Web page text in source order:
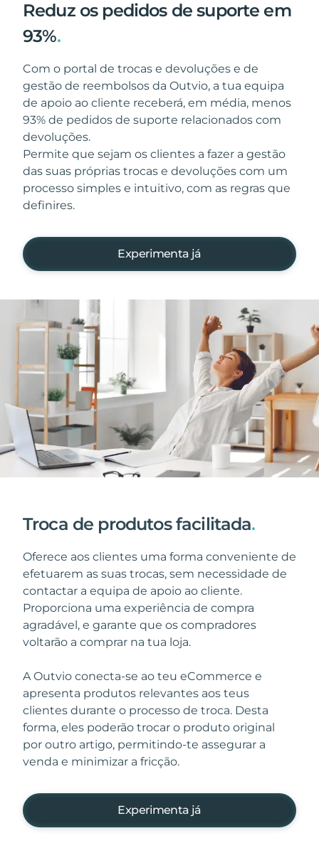
Reduz os pedidos de suporte em
93%.
Com o portal de trocas e devoluções e de
gestão de reembolsos da Outvio, a tua equipa
de apoio ao cliente receberá, em média, menos
93% de pedidos de suporte relacionados com
devoluções.
Permite que sejam os clientes a fazer a gestão
das suas próprias trocas e devoluções com um
processo simples e intuitivo, com as regras que
definires.
Experimenta já
Troca de produtos facilitada.
Oferece aos clientes uma forma conveniente de
efetuarem as suas trocas, sem necessidade de
contactar a equipa de apoio ao cliente.
Proporciona uma experiência de compra
agradável, e garante que os compradores
voltarão a comprar na tua loja.
A Outvio conecta-se ao teu eCommerce e
apresenta produtos relevantes aos teus
clientes durante o processo de troca. Desta
forma, eles poderão trocar o produto original
por outro artigo, permitindo-te assegurar a
Experimenta já